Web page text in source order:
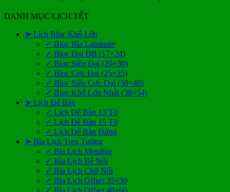
DANH MỤC LỊCH TẾT
➤ Lịch Bloc Khổ Lớn
✓ Bloc Bìa Laminate
✓ Bloc Đại ĐB (17×24)
✓ Bloc Siêu Đại (20×30)
✓ Bloc Cực Đại (25×35)
✓ Bloc Siêu Cực Đại (30×40)
✓ Bloc Khổ Lớn Nhất (38×54)
➤ Lịch Để Bàn
✓ Lịch Để Bàn 13 Tờ
✓ Lịch Để Bàn 15 Tờ
✓ Lịch Để Bàn Đứng
➤ Bìa Lịch Treo Tường
✓ Bìa Lịch Metalize
✓ Bìa Lịch Bế Nổi
✓ Bìa Lịch Chữ Nổi
✓ Bìa Lịch Offset 35×50